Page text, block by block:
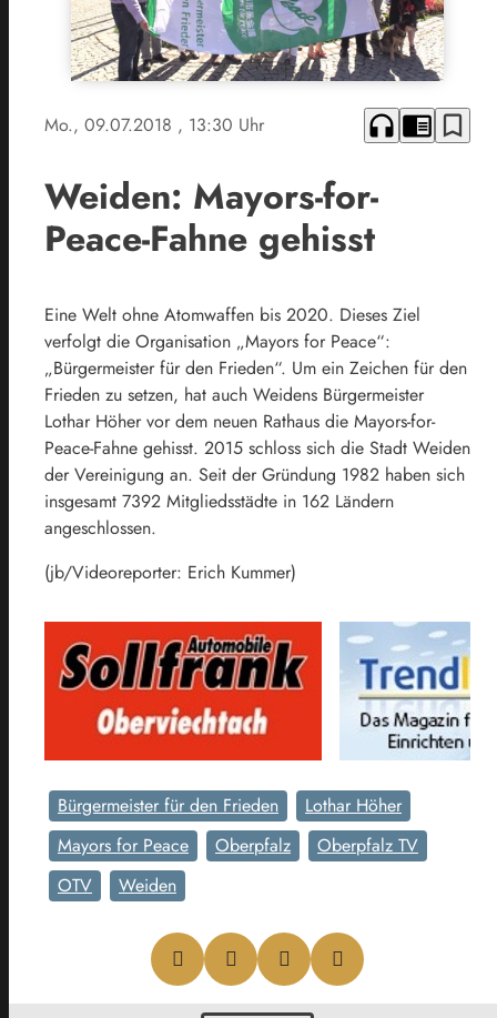
Mo., 09.07.2018 , 13:30 Uhr headphones chrome_reader_mode bookmark_border
Weiden: Mayors-for-
Peace-Fahne gehisst
Eine Welt ohne Atomwaffen bis 2020. Dieses Ziel
verfolgt die Organisation „Mayors for Peace“:
„Bürgermeister für den Frieden“. Um ein Zeichen für den
Frieden zu setzen, hat auch Weidens Bürgermeister
Lothar Höher vor dem neuen Rathaus die Mayors-for-
Peace-Fahne gehisst. 2015 schloss sich die Stadt Weiden
der Vereinigung an. Seit der Gründung 1982 haben sich
insgesamt 7392 Mitgliedsstädte in 162 Ländern
angeschlossen.
(jb/Videoreporter: Erich Kummer)
Bürgermeister für den Frieden
Lothar Höher
Mayors for Peace
Oberpfalz
Oberpfalz TV
OTV
Weiden